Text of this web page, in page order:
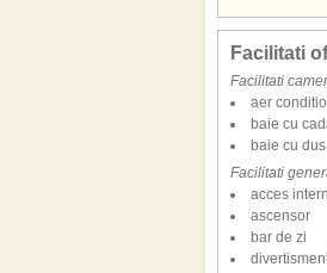
Facilitati
Facilitati
aer
baie cu
baie cu dus
Facilitati
acces
ascensor
bar de zi